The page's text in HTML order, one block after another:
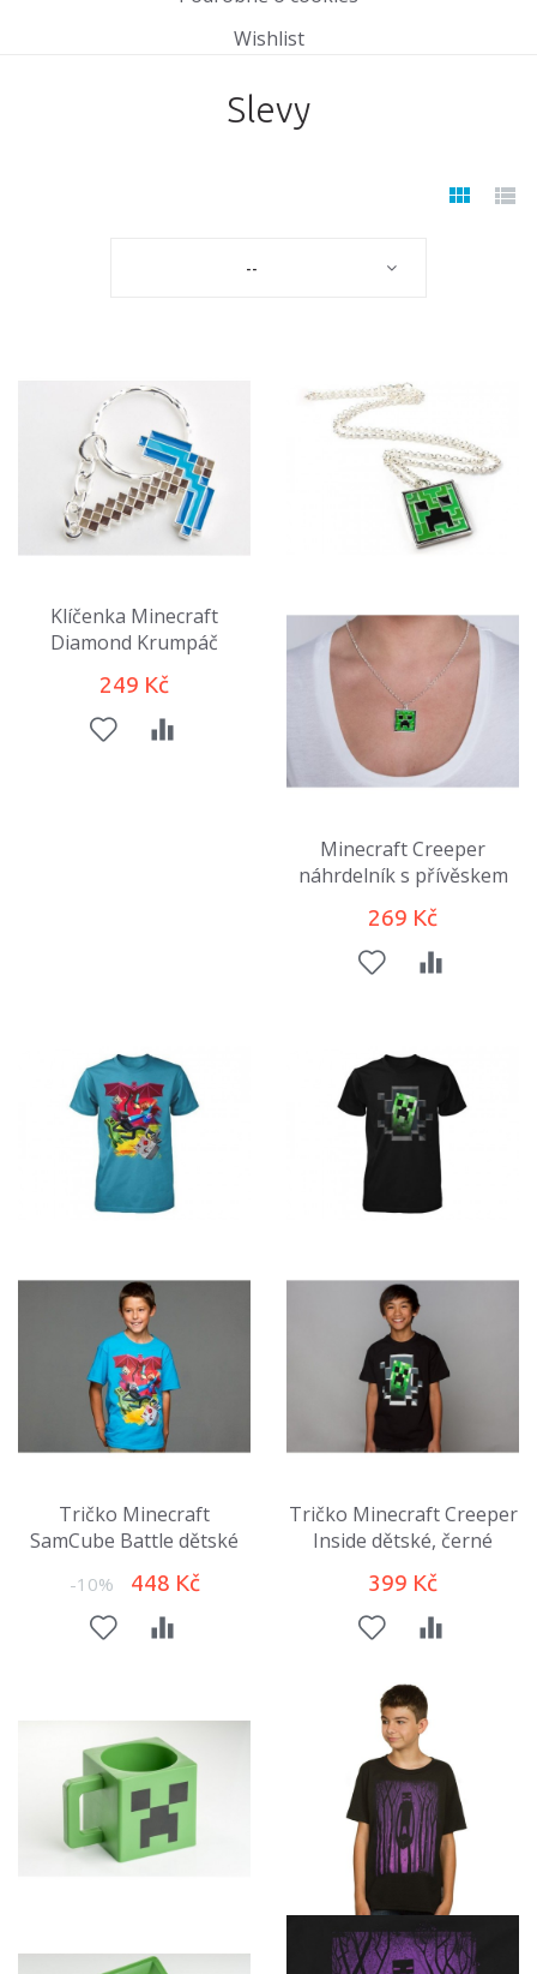
Wishlist
Slevy
--
Klíčenka Minecraft
Diamond Krumpáč
249 Kč
Minecraft Creeper
náhrdelník s přívěskem
269 Kč
Tričko Minecraft
SamCube Battle dětské
-10% 448 Kč
Tričko Minecraft Creeper
Inside dětské, černé
399 Kč